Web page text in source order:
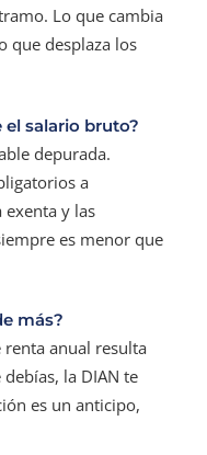
Lo que cambia
que desplaza los
el salario bruto?
depurada.
a
exenta y las
es menor que
más?
anual resulta
la DIAN te
es un anticipo,